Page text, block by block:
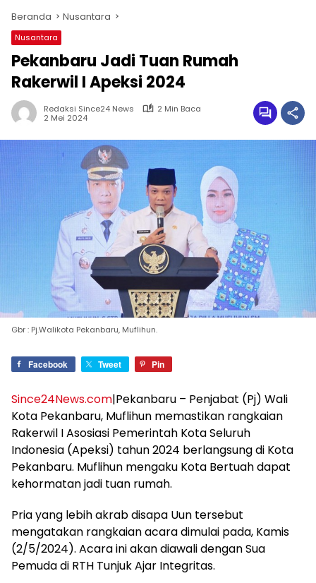
Beranda Nusantara
Nusantara
Pekanbaru Jadi Tuan Rumah
Rakerwil I Apeksi 2024
Redaksi Since24 News
2 Min Baca
2 Mei 2024
Gbr : Pj.Walikota Pekanbaru, Muflihun.
Facebook Tweet Pin
Since24News.com|Pekanbaru – Penjabat (Pj) Wali
Kota Pekanbaru, Muflihun memastikan rangkaian
Rakerwil I Asosiasi Pemerintah Kota Seluruh
Indonesia (Apeksi) tahun 2024 berlangsung di Kota
Pekanbaru. Muflihun mengaku Kota Bertuah dapat
kehormatan jadi tuan rumah.
Pria yang lebih akrab disapa Uun tersebut
mengatakan rangkaian acara dimulai pada, Kamis
(2/5/2024). Acara ini akan diawali dengan Sua
Pemuda di RTH Tunjuk Ajar Integritas.